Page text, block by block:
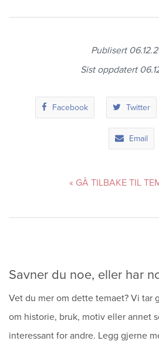
Publisert
Sist oppdatert
Facebook Twitter
Email
« GÅ TILBAKE TIL
Savner du noe, eller har
Vet du mer om dette temaet? Vi tar
om historie, bruk, motiv eller annet
interessant for andre. Legg gjerne